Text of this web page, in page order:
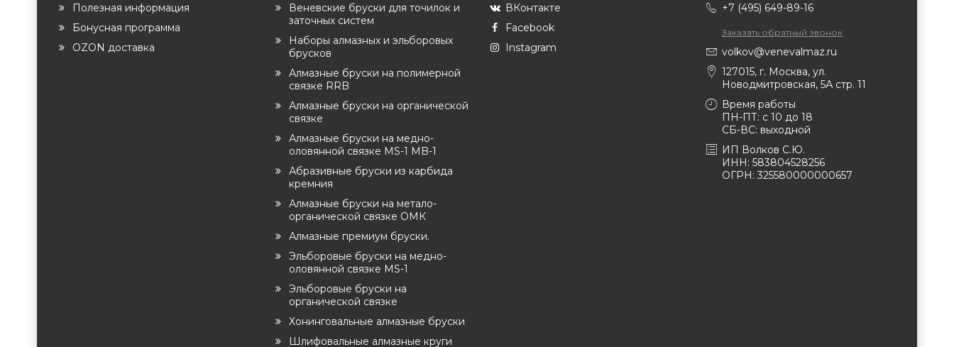
Полезная информация
Бонусная программа
OZON доставка
Веневские бруски для точилок и
заточных систем
Наборы алмазных и эльборовых
брусков
Алмазные бруски на полимерной
связке RRB
Алмазные бруски на органической
связке
Алмазные бруски на медно-
оловянной связке MS-1 MB-1
Абразивные бруски из карбида
кремния
Алмазные бруски на метало-
органической связке ОМК
Алмазные премиум бруски.
Эльборовые бруски на медно-
оловянной связке MS-1
Эльборовые бруски на
органической связке
Хонинговальные алмазные бруски
Шлифовальные алмазные круги
ВКонтакте
Facebook
Instagram
+7 (495) 649-89-16
Заказать обратный звонок
volkov@venevalmaz.ru
127015, г. Москва, ул.
Новодмитровская, 5А стр. 11
Время работы
ПН-ПТ: с 10 до 18
СБ-ВС: выходной
ИП Волков С.Ю.
ИНН: 583804528256
ОГРН: 325580000000657